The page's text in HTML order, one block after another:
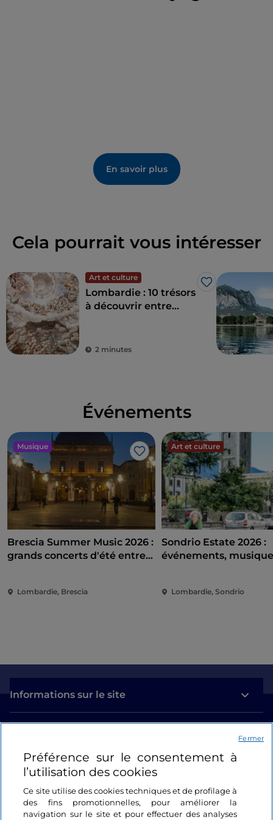
En savoir plus
Cela pourrait vous intéresser
Art et culture
J’aime
Lombardie : 10 trésors
à découvrir entre
2 minutes
Événements
Musique
J’aime
Brescia Summer Music 2026 :
grands concerts d'été entre
Lombardie, Brescia
Art et culture
Sondrio Estate 2026 :
événements,
Lombardie, Sondrio
Informations sur le site
Se connecter
Suivez-nous
Préférence sur le consentement à
l’utilisation des cookies
Ce site utilise des cookies techniques et de profilage à
des fins promotionnelles, pour améliorer la
navigation sur le site et pour effectuer des analyses
Fermer